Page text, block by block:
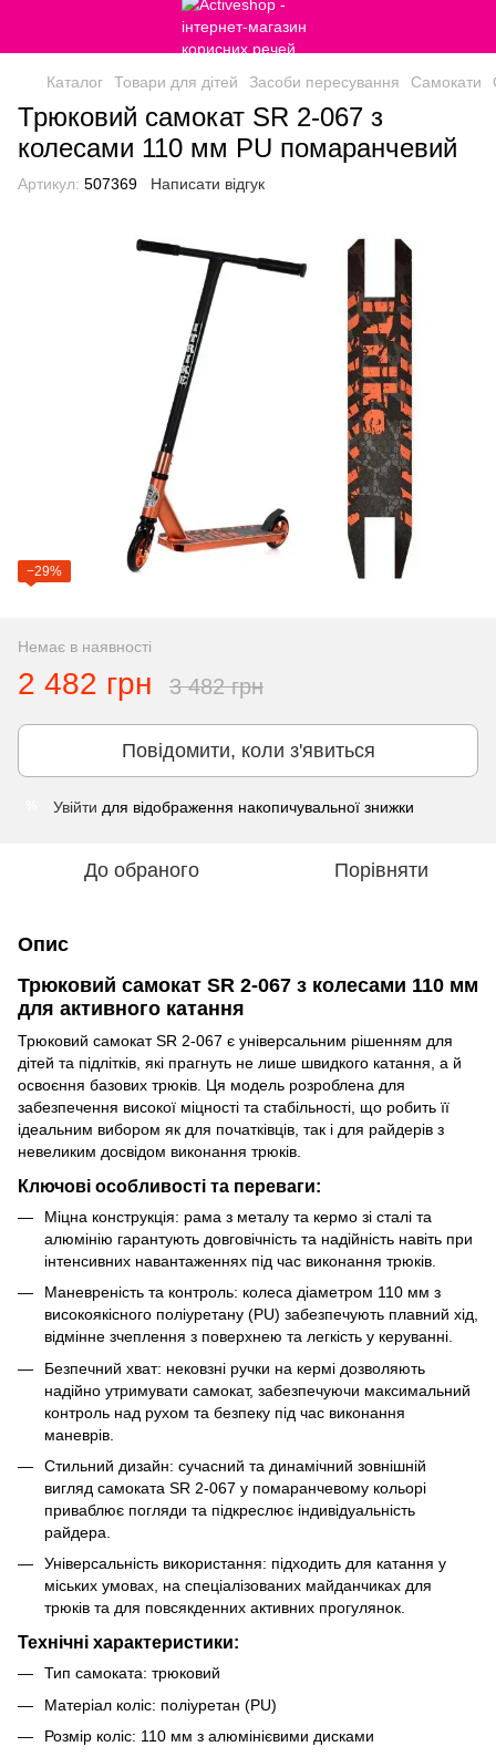
Каталог Товари для дітей Засоби пересування Самокати
Трюковий самокат SR 2-067 з
колесами 110 мм PU помаранчевий
Артикул: 507369 Написати відгук
−29%
Немає в наявності
2 482 грн 3 482 грн
Повідомити, коли з'явиться
Увійти для відображення накопичувальної знижки
До обраного Порівняти
Опис
Трюковий самокат SR 2-067 з колесами 110 мм
для активного катання
Трюковий самокат SR 2-067 є універсальним рішенням для
дітей та підлітків, які прагнуть не лише швидкого катання, а й
освоєння базових трюків. Ця модель розроблена для
забезпечення високої міцності та стабільності, що робить її
ідеальним вибором як для початківців, так і для райдерів з
невеликим досвідом виконання трюків.
Ключові особливості та переваги:
Міцна конструкція: рама з металу та кермо зі сталі та
алюмінію гарантують довговічність та надійність навіть при
інтенсивних навантаженнях під час виконання трюків.
Маневреність та контроль: колеса діаметром 110 мм з
високоякісного поліуретану (PU) забезпечують плавний хід,
відмінне зчеплення з поверхнею та легкість у керуванні.
Безпечний хват: нековзні ручки на кермі дозволяють
надійно утримувати самокат, забезпечуючи максимальний
контроль над рухом та безпеку під час виконання
маневрів.
Стильний дизайн: сучасний та динамічний зовнішній
вигляд самоката SR 2-067 у помаранчевому кольорі
приваблює погляди та підкреслює індивідуальність
райдера.
Універсальність використання: підходить для катання у
міських умовах, на спеціалізованих майданчиках для
трюків та для повсякденних активних прогулянок.
Технічні характеристики:
Тип самоката: трюковий
Матеріал коліс: поліуретан (PU)
Розмір коліс: 110 мм з алюмінієвими дисками